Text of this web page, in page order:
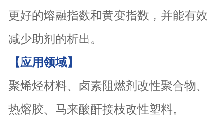
更好的熔融指数和黄变指数，并能有效
减少助剂的析出。
【应用领域】
聚烯烃材料、卤素阻燃剂改性聚合物、
热熔胶、马来酸酐接枝改性塑料。